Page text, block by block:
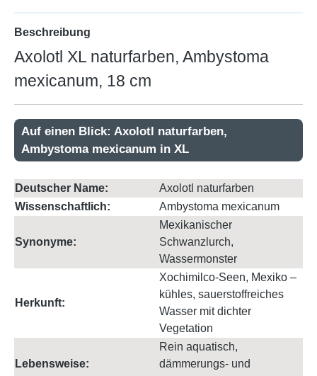
Beschreibung
Axolotl XL naturfarben, Ambystoma
mexicanum, 18 cm
Auf einen Blick: Axolotl naturfarben,
Ambystoma mexicanum in XL
Deutscher Name:
Axolotl naturfarben
Wissenschaftlich:
Ambystoma mexicanum
Synonyme:
Mexikanischer
Schwanzlurch,
Wassermonster
Herkunft:
Xochimilco-Seen, Mexiko –
kühles, sauerstoffreiches
Wasser mit dichter
Vegetation
Lebensweise:
Rein aquatisch,
dämmerungs- und